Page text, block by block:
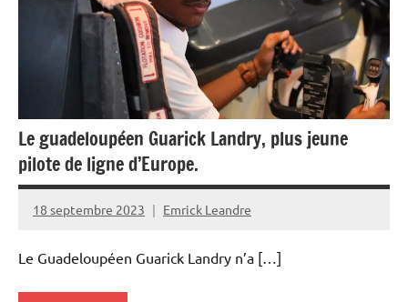
Le guadeloupéen Guarick Landry, plus jeune
pilote de ligne d’Europe.
18 septembre 2023 Emrick Leandre
Le Guadeloupéen Guarick Landry n’a […]